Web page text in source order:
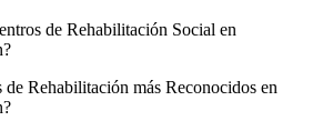
de Rehabilitación Social en
de Rehabilitación más Reconocidos en